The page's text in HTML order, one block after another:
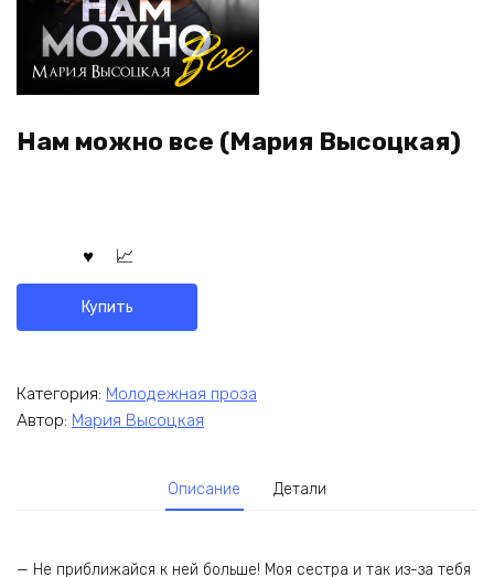
Нам можно все (Мария Высоцкая)
Купить
Категория: Молодежная проза
Автор: Мария Высоцкая
Описание Детали
— Не приближайся к ней больше! Моя сестра и так из-за тебя